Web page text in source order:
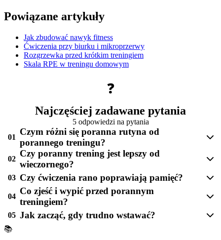
Powiązane artykuły
Jak zbudować nawyk fitness
Ćwiczenia przy biurku i mikroprzerwy
Rozgrzewka przed krótkim treningiem
Skala RPE w treningu domowym
❓
Najczęściej zadawane pytania
5 odpowiedzi na pytania
01
Czym różni się poranna rutyna od
porannego treningu?
02
Czy poranny trening jest lepszy od
wieczornego?
03 Czy ćwiczenia rano poprawiają pamięć?
04
Co zjeść i wypić przed porannym
treningiem?
05 Jak zacząć, gdy trudno wstawać?
📚